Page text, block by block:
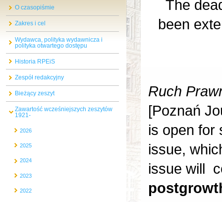
O czasopiśmie
Zakres i cel
Wydawca, polityka wydawnicza i
polityka otwartego dostępu
Historia RPEiS
Zespół redakcyjny
Bieżący zeszyt
Zawartość wcześniejszych zeszytów
1921-
2026
2025
2024
2023
2022
The
been
Ruch
[Poznań
is open for
issue,
issue will